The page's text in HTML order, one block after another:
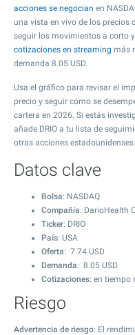
acciones se negocian en
una vista en vivo de los precios
seguir los movimientos a corto
cotizaciones en streaming más
demanda 8.05 USD.
Usa el gráfico para revisar el
precio y seguir cómo se
cartera en 2026. Si estás
añade DRIO a tu lista de
otras acciones
Datos clave
Bolsa: NASDAQ
Compañía: DarioHealth
Ticker: DRIO
País: USA
Oferta: 7.74 USD
Demanda: 8.05 USD
Cotizaciones: en tiempo
Riesgo
Advertencia de riesgo: El